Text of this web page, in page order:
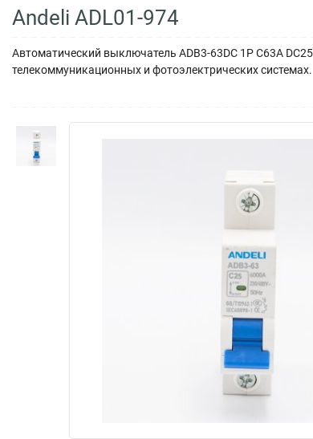
Andeli ADL01-974
Автоматический выключатель ADB3-63DC 1P C63A
телекоммуникационных и фотоэлектрических системах.